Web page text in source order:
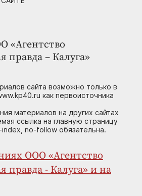
«Агентство
правда – Калуга»
сайта возможно только в
как первоисточника
материалов на других сайтах
ссылка на главную страницу
no-follow обязательна.
ООО «Агентство
правда - Калуга» и на